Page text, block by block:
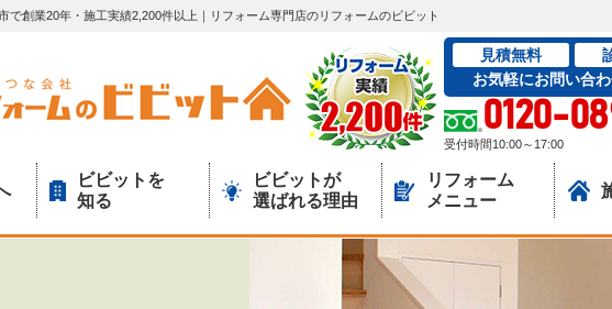
で創業20年・施工実績2,200件以上｜リフォーム専門店のリフォームのビビット
見積無料
お気軽にお問い合
0120-
受付時間10:00～17:00
ビビットを
知る
ビビットが
選ばれる理由
リフォーム
メニュー